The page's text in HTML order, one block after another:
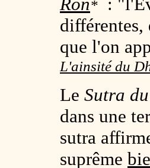
*
différentes,
que l'on
L'ainsité du
Le Sutra
dans une
sutra
suprême